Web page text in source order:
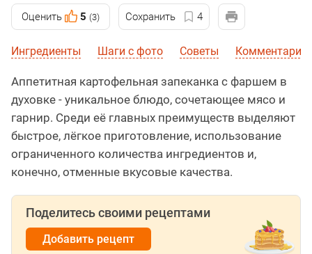
Оценить 5 (3) Сохранить 4
Ингредиенты Шаги с фото Советы Комментарии
Аппетитная картофельная запеканка с фаршем в
духовке - уникальное блюдо, сочетающее мясо и
гарнир. Среди её главных преимуществ выделяют
быстрое, лёгкое приготовление, использование
ограниченного количества ингредиентов и,
конечно, отменные вкусовые качества.
Поделитесь своими рецептами
Добавить рецепт